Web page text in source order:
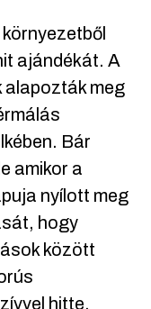
ajándékát. A
alapozták meg
Bár
amikor a
nyílott meg
hogy
között
hitte,